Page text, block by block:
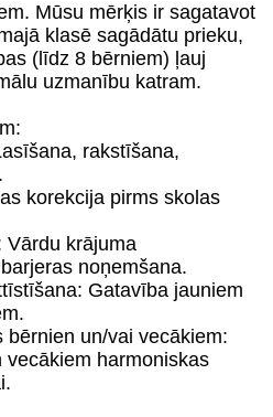
Mūsu mērķis ir sagatavot
klasē sagādātu prieku,
(līdz 8 bērniem) ļauj
uzmanību katram.
rakstīšana,
korekcija pirms skolas
Vārdu krājuma
noņemšana.
Gatavība jauniem
un/vai vecākiem:
harmoniskas